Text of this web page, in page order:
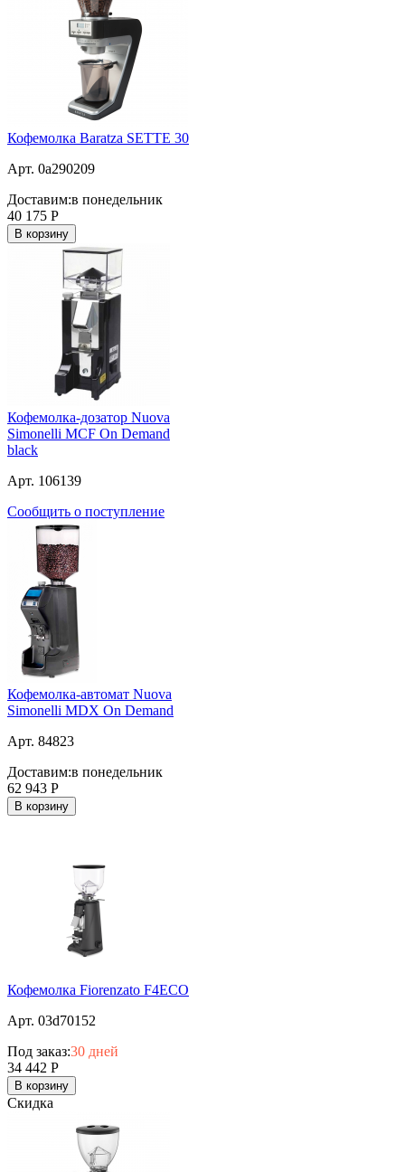
Кофемолка Baratza SETTE 30
Арт. 0a290209
Доставим:в понедельник
40 175 Р
В корзину
Кофемолка-дозатор Nuova
Simonelli MCF On Demand
black
Арт. 106139
Сообщить о поступление
Кофемолка-автомат Nuova
Simonelli MDX On Demand
Арт. 84823
Доставим:в понедельник
62 943 Р
В корзину
Кофемолка Fiorenzato F4ECO
Арт. 03d70152
Под заказ:30 дней
34 442 Р
В корзину
Скидка